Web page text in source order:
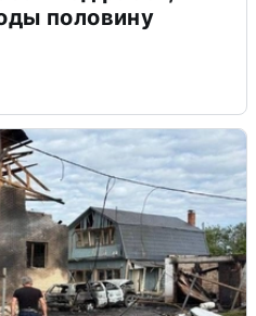
половину